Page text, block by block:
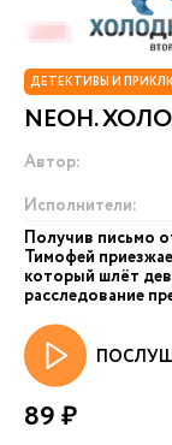
ДЕТЕКТИВЫ И
NEОН.
Автор:
Исполнители:
Получив письмо
Тимофей
который шлёт
расследование
89 ₽